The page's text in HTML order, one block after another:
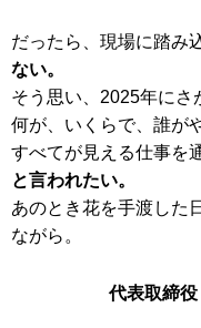
だったら、現場に踏み
ない。
そう思い、2025年にさ
何が、いくらで、誰が
すべてが見える仕事を
と言われたい。
あのとき花を手渡した
ながら。
代表取締